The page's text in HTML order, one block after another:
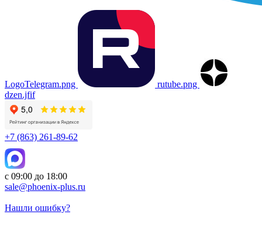
LogoTelegram.png
rutube.png
dzen.jfif
+7 (863) 261-89-62
с 09:00 до 18:00
sale@phoenix-plus.ru
Нашли ошибку?